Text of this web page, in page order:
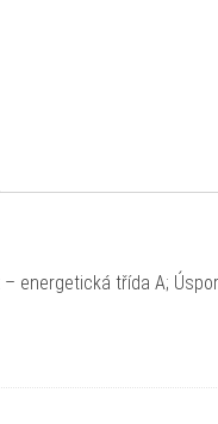
energetická třída A;